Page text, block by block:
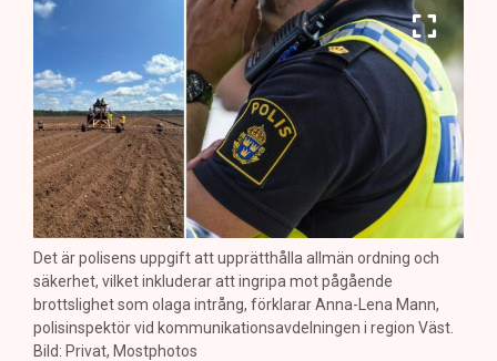
Det är polisens uppgift att upprätthålla allmän ordning och
säkerhet, vilket inkluderar att ingripa mot pågående
brottslighet som olaga intrång, förklarar Anna-Lena Mann,
polisinspektör vid kommunikationsavdelningen i region Väst.
Bild: Privat, Mostphotos